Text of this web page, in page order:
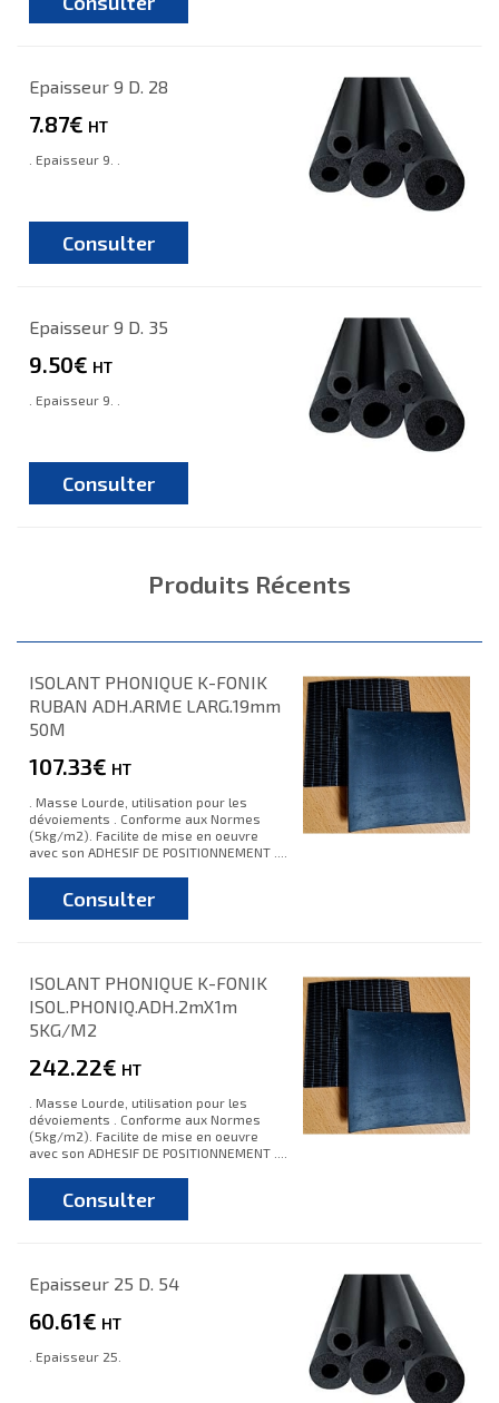
Epaisseur 9 D. 28
7.87€ HT
. Epaisseur 9. .
Consulter
Epaisseur 9 D. 35
9.50€ HT
. Epaisseur 9. .
Consulter
Produits Récents
ISOLANT PHONIQUE K-FONIK
RUBAN ADH.ARME LARG.19mm
50M
107.33€ HT
. Masse Lourde, utilisation pour les
dévoiements . Conforme aux Normes
(5kg/m2). Facilite de mise en oeuvre
avec son ADHESIF DE POSITIONNEMENT ....
Consulter
ISOLANT PHONIQUE K-FONIK
ISOL.PHONIQ.ADH.2mX1m
5KG/M2
242.22€ HT
. Masse Lourde, utilisation pour les
dévoiements . Conforme aux Normes
(5kg/m2). Facilite de mise en oeuvre
avec son ADHESIF DE POSITIONNEMENT ....
Consulter
Epaisseur 25 D. 54
60.61€ HT
. Epaisseur 25.